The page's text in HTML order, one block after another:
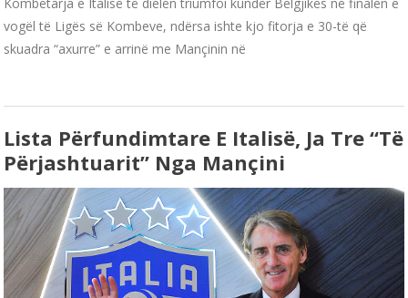
vogël të Ligës së Kombeve, ndërsa ishte kjo fitorja e 30-të që
skuadra “axurre” e arrinë me Mançinin në
Lista Përfundimtare E Italisë, Ja Tre “të
Përjashtuarit” Nga Mançini